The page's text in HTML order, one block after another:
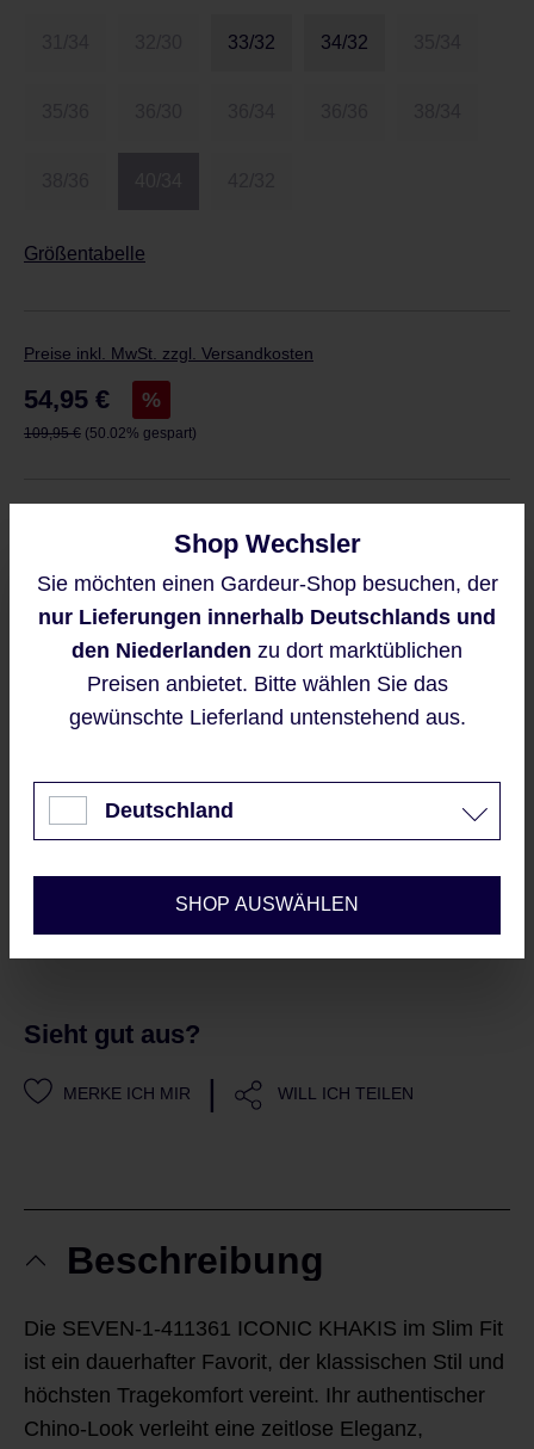
33/32 34/32
Größentabelle
Preise inkl. MwSt. zzgl. Versandkosten
Verkaufspreis:
54,95 € %
Regulärer Preis:
109,95 € (50.02% gespart)
benachrichtigen Sie gern per E-Mail
Benachrichtigen Sie mich
Diese Seite ist durch reCAPTCHA
Datenschutzrichtlinieund
Nutzungsbedingungen
Mit dem Senden Ihrer E-
automatisch mit unseren
Sieht gut aus?
MERKE ICH MIR | WILL ICH TEILEN
Beschreibung
Die SEVEN-1-411361 ICONIC KHAKIS im Slim Fit
ist ein dauerhafter Favorit, der klassischen Stil und
höchsten Tragekomfort vereint. Ihr authentischer
Chino-Look verleiht eine zeitlose Eleganz,
Shop Wechsler
Sie möchten einen Gardeur-Shop besuchen, der
nur Lieferungen innerhalb Deutschlands und
den Niederlanden zu dort marktüblichen
Preisen anbietet. Bitte wählen Sie das
gewünschte Lieferland untenstehend aus.
Deutschland
SHOP AUSWÄHLEN
Diese Website verwendet Cookies,
um eine bestmögliche Erfahrung
bieten zu können.
Konfigurieren